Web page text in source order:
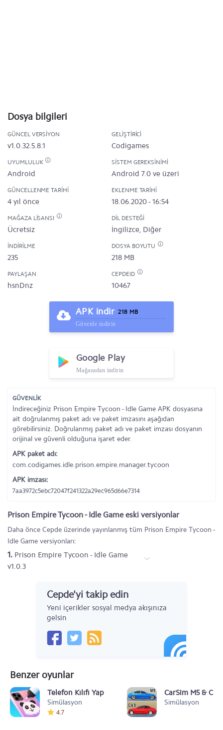
Dosya bilgileri
GÜNCEL VERSIYON
v1.0.32.5.8.1
GELIŞTIRICI
Codigames
UYUMLULUK
Android
SISTEM GEREKSINIMI
Android 7.0 ve üzeri
GÜNCELLENME TARIHI
4 yıl önce
EKLENME TARIHI
18.06.2020 - 16:54
MAĞAZA LISANSI
Ücretsiz
DIL DESTEĞI
İngilizce, Diğer
İNDIRILME
235
DOSYA BOYUTU
218 MB
PAYLAŞAN
hsnDnz
CEPDEID
10467
APK indir 218 MB
Güvenle indirin
Google Play
Mağazadan indirin
GÜVENLİK
İndireceğiniz Prison Empire Tycoon - Idle Game APK dosyasına
ait doğrulanmış paket adı ve paket imzasını aşağıdan
görebilirsiniz. Doğrulanmış paket adı ve paket imzası dosyanın
orijinal ve güvenli olduğuna işaret eder.
APK paket adı:
com.codigames.idle.prison.empire.manager.tycoon
APK imzası:
7aa3972c5ebc72047f241322a29ec965d66e7314
Prison Empire Tycoon - Idle Game eski versiyonlar
Daha önce Cepde üzerinde yayınlanmış tüm Prison Empire Tycoon -
Idle Game versiyonları:
1. Prison Empire Tycoon - Idle Game
v1.0.3
Cepde'yi takip edin
Yeni içerikler sosyal medya akışınıza
gelsin
Benzer oyunlar
Telefon Kılıfı Yap
Simülasyon
4.7
CarSim M5 & C63
Simülasyon